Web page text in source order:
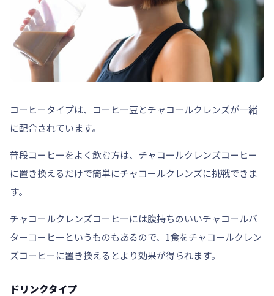
コーヒータイプは、コーヒー豆とチャコールクレンズが一緒
に配合されています。
普段コーヒーをよく飲む方は、 チャコールクレンズコーヒー
に置き換えるだけで簡単にチャコールクレンズに挑戦できま
す。
チャコールクレンズコーヒーには腹持ちのいいチャコールバ
ターコーヒー というものもあるので、1食をチャコールクレン
ズコーヒーに置き換えるとより効果が得られます。
ドリンクタイプ